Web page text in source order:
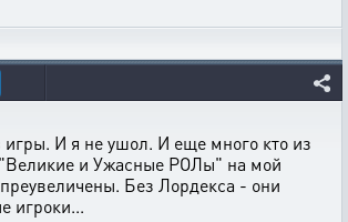
И я не ушол. И еще много кто из
и Ужасные РОЛы" на мой
Без Лордекса - они
игроки...